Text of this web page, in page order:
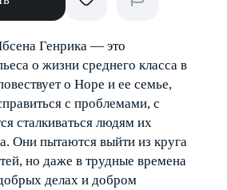
Генрика — это
о жизни среднего класса в
о Норе и ее семье,
с проблемами, с
сталкиваться людям их
Они пытаются выйти из круга
но даже в трудные времена
делах и добром